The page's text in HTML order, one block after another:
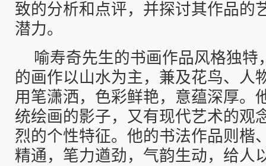
致的分析和点评，并探讨其作品的
潜力。
喻寿奇先生的书画作品风格独特
的画作以山水为主，兼及花鸟、人
用笔潇洒，色彩鲜艳，意蕴深厚。
统绘画的影子，又有现代艺术的观
烈的个性特征。他的书法作品则楷
精通，笔力遒劲，气韵生动，给人